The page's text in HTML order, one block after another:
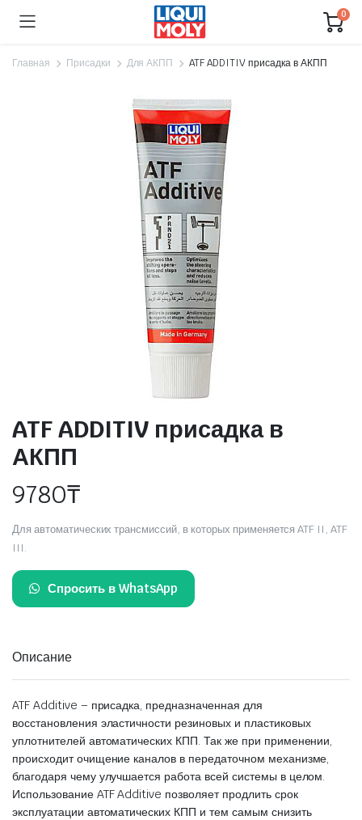
0
Главная Присадки Для АКПП ATF ADDITIV присадка в АКПП
ATF ADDITIV присадка в
АКПП
9780₸
Для автоматических трансмиссий, в которых применяется ATF II, ATF
III.
Спросить в WhatsApp
Описание
ATF Additive – присадка, предназначенная для
восстановления эластичности резиновых и пластиковых
уплотнителей автоматических КПП. Так же при применении,
происходит очищение каналов в передаточном механизме,
благодаря чему улучшается работа всей системы в целом.
Использование ATF Additive позволяет продлить срок
эксплуатации автоматических КПП и тем самым снизить